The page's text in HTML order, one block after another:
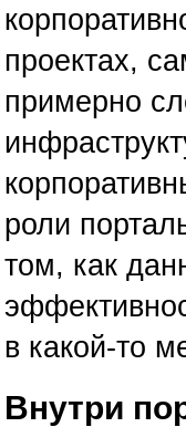
проектах,
примерно
роли
том, как
в какой-то
Внутри